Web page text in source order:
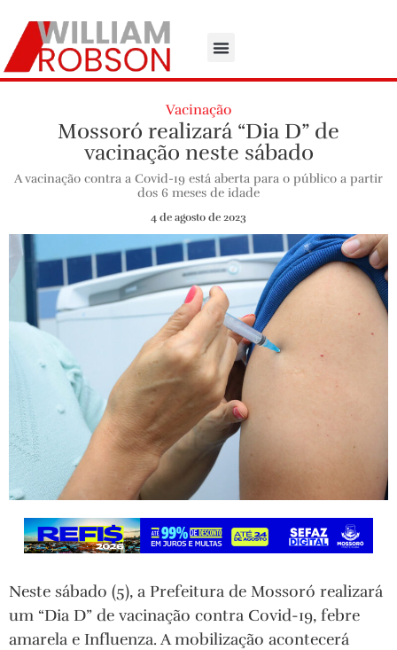
Vacinação
Mossoró realizará “Dia D” de
vacinação neste sábado
A vacinação contra a Covid-19 está aberta para o público a partir
dos 6 meses de idade
4 de agosto de 2023
Neste sábado (5), a Prefeitura de Mossoró realizará
um “Dia D” de vacinação contra Covid-19, febre
amarela e Influenza. A mobilização acontecerá